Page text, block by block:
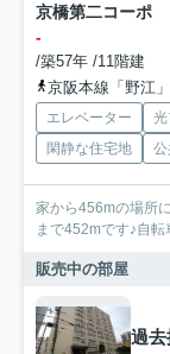
京橋第二コーポ
-
/築57年 /11階建
京阪本線「野江
エレベーター 光
閑静な住宅地
家から456mの場所
まで452mです♪自
販売中の部屋
過